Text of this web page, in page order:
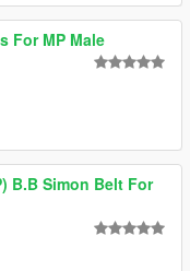
For MP Male
B.B Simon Belt For